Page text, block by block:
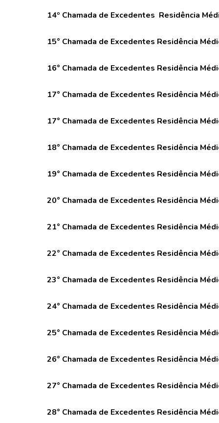
14º Chamada de Excedentes Residência
15° Chamada de Excedentes Residência
16° Chamada de Excedentes Residência
17° Chamada de Excedentes Residência
17° Chamada de Excedentes Residência
18° Chamada de Excedentes Residência
19° Chamada de Excedentes Residência
20° Chamada de Excedentes Residência
21° Chamada de Excedentes Residência
22° Chamada de Excedentes Residência
23° Chamada de Excedentes Residência
24° Chamada de Excedentes Residência
25° Chamada de Excedentes Residência
26° Chamada de Excedentes Residência
27° Chamada de Excedentes Residência
28° Chamada de Excedentes Residência